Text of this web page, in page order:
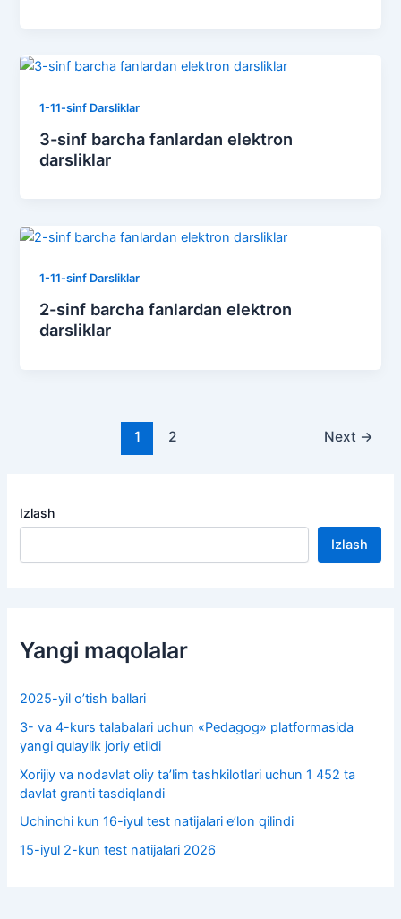
1-11-sinf Darsliklar
3-sinf barcha fanlardan elektron
darsliklar
1-11-sinf Darsliklar
2-sinf barcha fanlardan elektron
darsliklar
1 2 Next →
Izlash
Izlash
Yangi maqolalar
2025-yil o’tish ballari
3- va 4-kurs talabalari uchun «Pedagog» platformasida
yangi qulaylik joriy etildi
Xorijiy va nodavlat oliy taʼlim tashkilotlari uchun 1 452 ta
davlat granti tasdiqlandi
Uchinchi kun 16-iyul test natijalari e’lon qilindi
15-iyul 2-kun test natijalari 2026